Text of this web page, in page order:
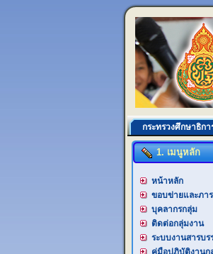
กระทรวงศึกษาธิกา
1. เมนูหลัก
หน้าหลัก
ขอบข่ายและภา
บุคลากรกลุ่ม
ติดต่อกลุ่มงาน
ระบบงานสารบ
คู่มือปฏิบัติงานก